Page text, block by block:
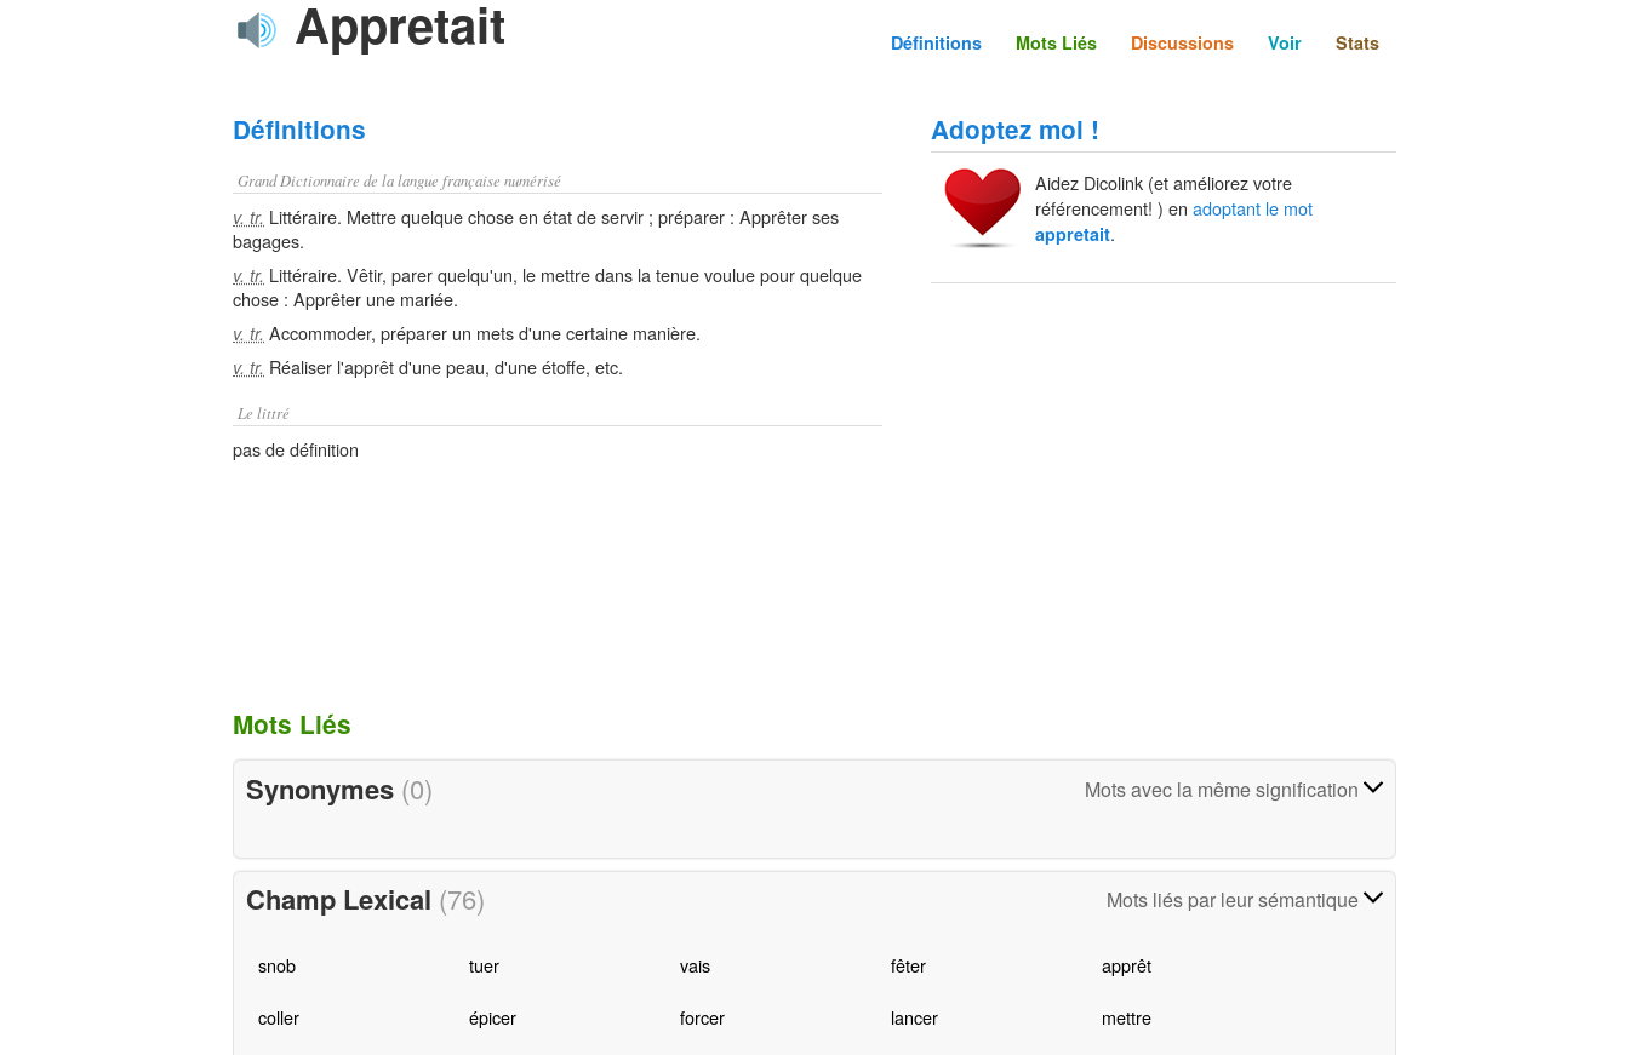
Appretait Définitions Mots Liés Discussions Voir Stats
Définitions
Grand Dictionnaire de la langue française numérisé
v. tr. Littéraire. Mettre quelque chose en état de servir ; préparer : Apprêter ses
bagages.
v. tr. Littéraire. Vêtir, parer quelqu'un, le mettre dans la tenue voulue pour quelque
chose : Apprêter une mariée.
v. tr. Accommoder, préparer un mets d'une certaine manière.
v. tr. Réaliser l'apprêt d'une peau, d'une étoffe, etc.
Le littré
pas de définition
Adoptez moi !
Aidez Dicolink (et améliorez votre
référencement! ) en adoptant le mot
appretait.
Mots Liés
Synonymes (0) Mots avec la même signification
Champ Lexical (76) Mots liés par leur sémantique
snob tuer vais fêter apprêt
coller épicer forcer lancer mettre